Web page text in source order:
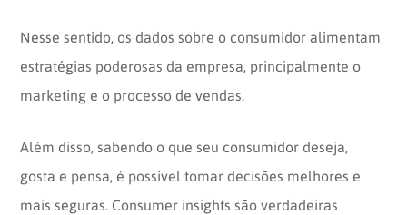
Nesse sentido, os dados sobre o consumidor alimentam
estratégias poderosas da empresa, principalmente o
marketing e o processo de vendas.
Além disso, sabendo o que seu consumidor deseja,
gosta e pensa, é possível tomar decisões melhores e
mais seguras. Consumer insights são verdadeiras